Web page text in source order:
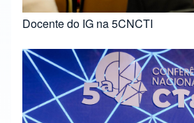
Docente do IG na 5CNCTI